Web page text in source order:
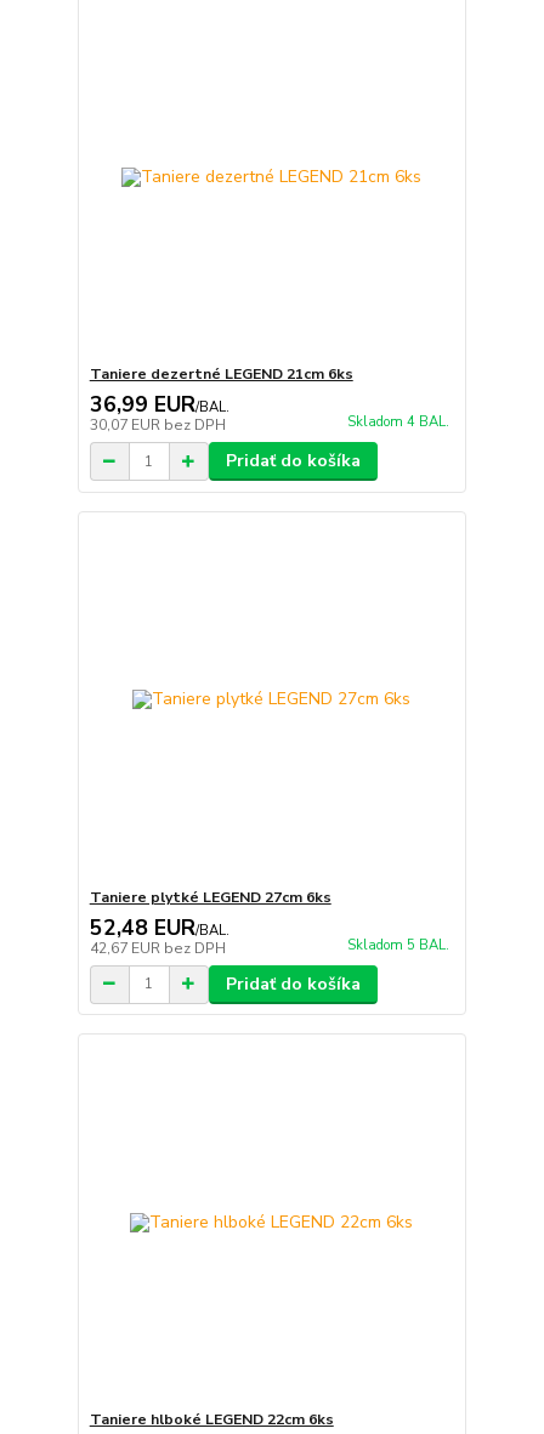
Taniere dezertné LEGEND 21cm 6ks
36,99 EUR/BAL.
30,07 EUR bez DPH Skladom 4 BAL.
Pridať do košíka
Taniere plytké LEGEND 27cm 6ks
52,48 EUR/BAL.
42,67 EUR bez DPH Skladom 5 BAL.
Pridať do košíka
Taniere hlboké LEGEND 22cm 6ks